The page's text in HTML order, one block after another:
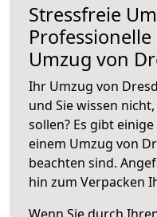
Stressfreie
Umzug von
Ihr Umzug von
und Sie wissen
sollen? Es gibt
einem Umzug von
beachten sind.
hin zum Verpacken